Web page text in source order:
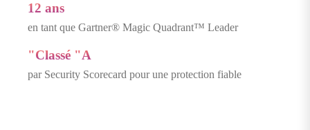
12 ans
en tant que Gartner® Magic Quadrant™ Leader
"Classé "A
par Security Scorecard pour une protection fiable